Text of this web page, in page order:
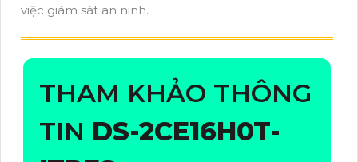
việc giám sát an ninh.
THAM KHẢO THÔNG
TIN DS-2CE16H0T-